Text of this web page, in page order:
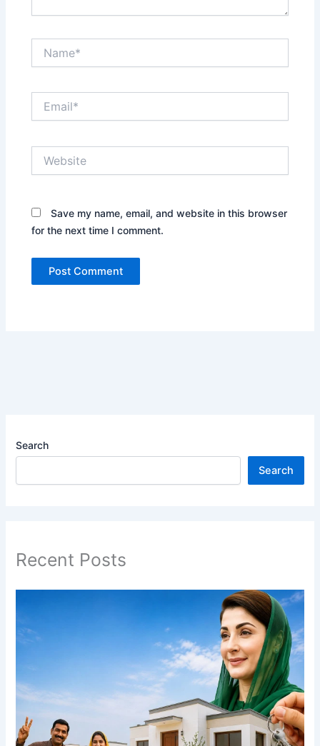
Save my name, email, and website in this browser
for the next time I comment.
Search
Search
Recent Posts